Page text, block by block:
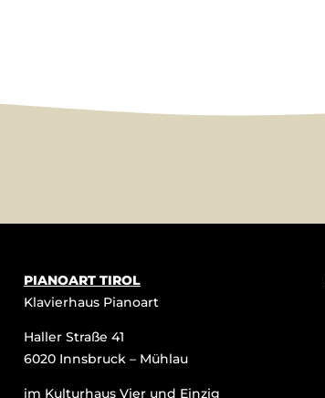
PIANOART TIROL
Klavierhaus Pianoart
Haller Straße 41
6020 Innsbruck – Mühlau
im Kulturhaus Vier und Einzig